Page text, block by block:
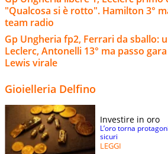
"Qualcosa si è rotto". Hamilton 3°
team radio
Gp Ungheria fp2, Ferrari da sballo:
Leclerc, Antonelli 13° ma passo
Lewis virale
Gioielleria Delfino
Investire in oro
L’oro torna
sicuri
LEGGI